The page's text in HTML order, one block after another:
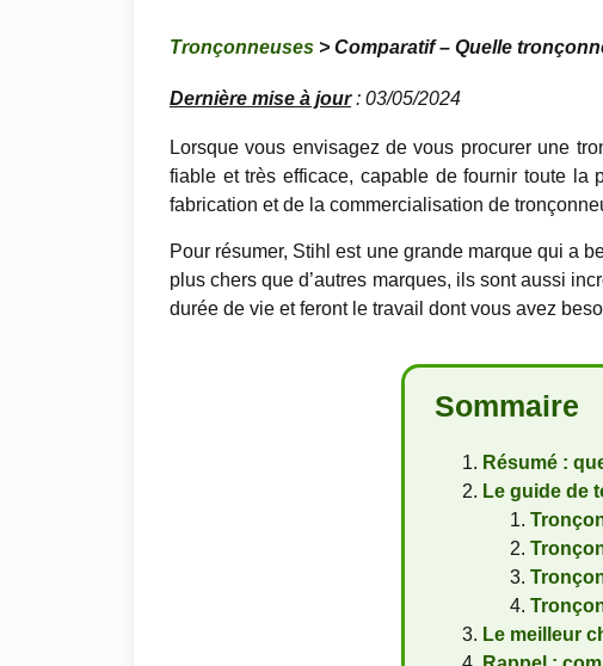
Tronçonneuses > Comparatif – Quelle
Dernière mise à jour: 03/05/2024
Lorsque vous envisagez de vous procurer une
fiable et très efficace, capable de fournir toute la
fabrication et de la commercialisation de
Pour résumer, Stihl est une grande marque qui a
plus chers que d’autres marques, ils sont aussi
durée de vie et feront le travail dont vous avez
Sommaire
Résumé :
Le guide de
Le meilleur